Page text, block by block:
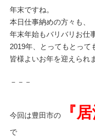
年末ですね。
本日仕事納めの方々も、
年末年始もバリバリお仕
2019年、とってもとって
皆様よいお年を迎えられ
－－－
今回は豊田市の 『
で